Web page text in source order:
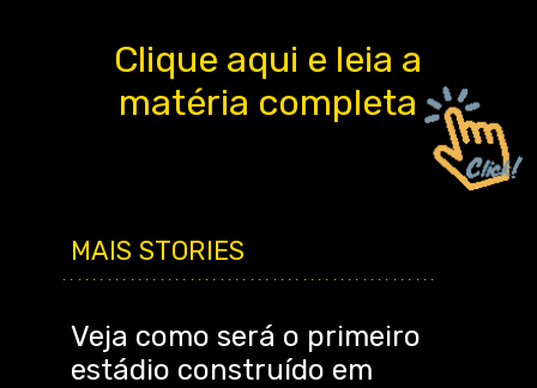
Clique aqui e leia a
matéria completa
MAIS STORIES
..................................................
Veja como será o primeiro
estádio construído em